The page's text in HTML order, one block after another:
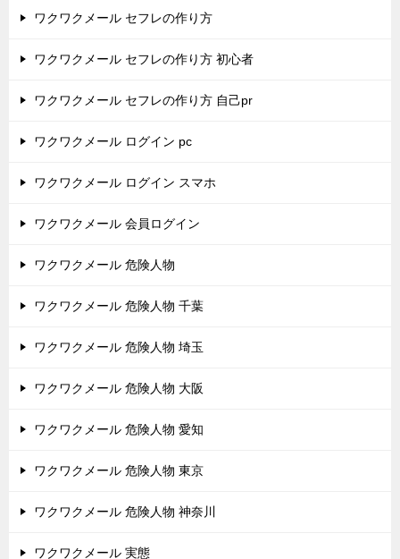
ワクワクメール セフレの作り方
ワクワクメール セフレの作り方 初心者
ワクワクメール セフレの作り方 自己pr
ワクワクメール ログイン pc
ワクワクメール ログイン スマホ
ワクワクメール 会員ログイン
ワクワクメール 危険人物
ワクワクメール 危険人物 千葉
ワクワクメール 危険人物 埼玉
ワクワクメール 危険人物 大阪
ワクワクメール 危険人物 愛知
ワクワクメール 危険人物 東京
ワクワクメール 危険人物 神奈川
ワクワクメール 実態